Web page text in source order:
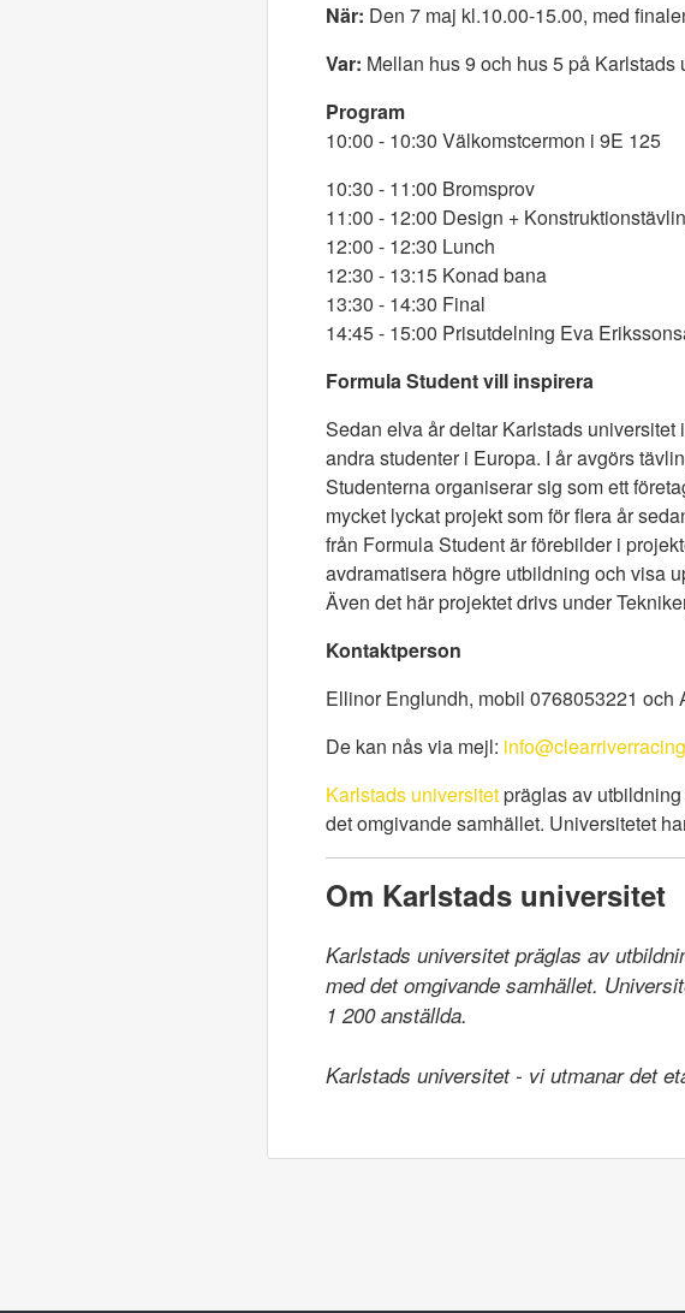
När: Den 7 maj kl.10.00-15.00, med
Var: Mellan hus 9 och hus 5 på Karlstads
Program
10:00 - 10:30 Välkomstcermon i 9E 125
10:30 - 11:00 Bromsprov
11:00 - 12:00 Design +
12:00 - 12:30 Lunch
12:30 - 13:15 Konad bana
13:30 - 14:30 Final
14:45 - 15:00 Prisutdelning Eva
Formula Student vill inspirera
Sedan elva år deltar Karlstads
andra studenter i Europa. I år avgörs
Studenterna organiserar sig som ett
mycket lyckat projekt som för flera år
från Formula Student är förebilder i
avdramatisera högre utbildning och visa
Även det här projektet drivs under
Kontaktperson
Ellinor Englundh, mobil 0768053221 och
De kan nås via mejl:
Karlstads universitetpräglas av
det omgivande samhället. Universitetet
Om Karlstads universitet
Karlstads universitet präglas av
med det omgivande samhället.
1 200 anställda.
Karlstads universitet - vi utmanar det